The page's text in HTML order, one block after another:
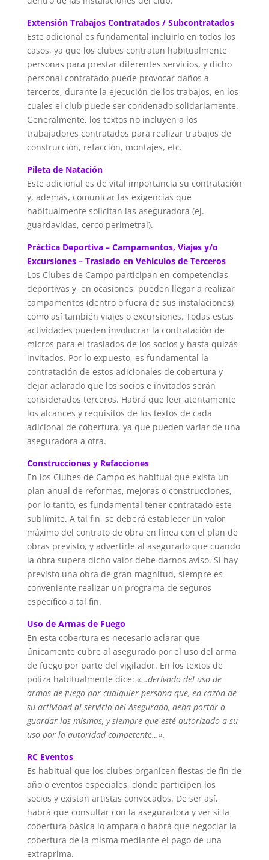
Extensión Trabajos Contratados / Subcontratados
Este adicional es fundamental incluirlo en todos los
casos, ya que los clubes contratan habitualmente
personas para prestar diferentes servicios, y dicho
personal contratado puede provocar daños a
terceros, durante la ejecución de los trabajos, en los
cuales el club puede ser condenado solidariamente.
Generalmente, los textos no incluyen a los
trabajadores contratados para realizar trabajos de
construcción, refacción, montajes, etc.
Pileta de Natación
Este adicional es de vital importancia su contratación
y, además, comunicar las exigencias que
habitualmente solicitan las aseguradora (ej.
guardavidas, cerco perimetral).
Práctica Deportiva – Campamentos, Viajes y/o
Excursiones – Traslado en Vehículos de Terceros
Los Clubes de Campo participan en competencias
deportivas y, en ocasiones, pueden llegar a realizar
campamentos (dentro o fuera de sus instalaciones)
como así también viajes o excursiones. Todas estas
actividades pueden involucrar la contratación de
micros para el traslados de los socios y hasta quizás
invitados. Por lo expuesto, es fundamental la
contratación de estos adicionales de cobertura y
dejar aclarado que los socios e invitados serán
considerados terceros. Habrá que leer atentamente
los alcances y requisitos de los textos de cada
adicional de cobertura, ya que pueden variar de una
aseguradora a otra.
Construcciones y Refacciones
En los Clubes de Campo es habitual que exista un
plan anual de reformas, mejoras o construcciones,
por lo tanto, es fundamental tener contratado este
sublímite. A tal fin, se deberá establecer un valor
máximo del contrato de obra en línea con el plan de
obras previsto, y advertirle al asegurado que cuando
la obra supera dicho valor debe darnos aviso. Si hay
previsto una obra de gran magnitud, siempre es
conveniente realizar un programa de seguros
específico a tal fin.
Uso de Armas de Fuego
En esta cobertura es necesario aclarar que
únicamente cubre al asegurado por el uso del arma
de fuego por parte del vigilador. En los textos de
póliza habitualmente dice: «…derivado del uso de
armas de fuego por cualquier persona que, en razón de
su actividad al servicio del Asegurado, deba portar o
guardar las mismas, y siempre que esté autorizado a su
uso por la autoridad competente…».
RC Eventos
Es habitual que los clubes organicen fiestas de fin de
año o eventos especiales, donde participen los
socios y existan artistas convocados. De ser así,
habrá que consultar con la aseguradora y ver si la
cobertura básica lo ampara o habrá que negociar la
cobertura de la misma mediante el pago de una
extraprima.